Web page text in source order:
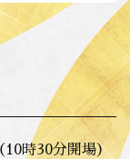
時30分開場）